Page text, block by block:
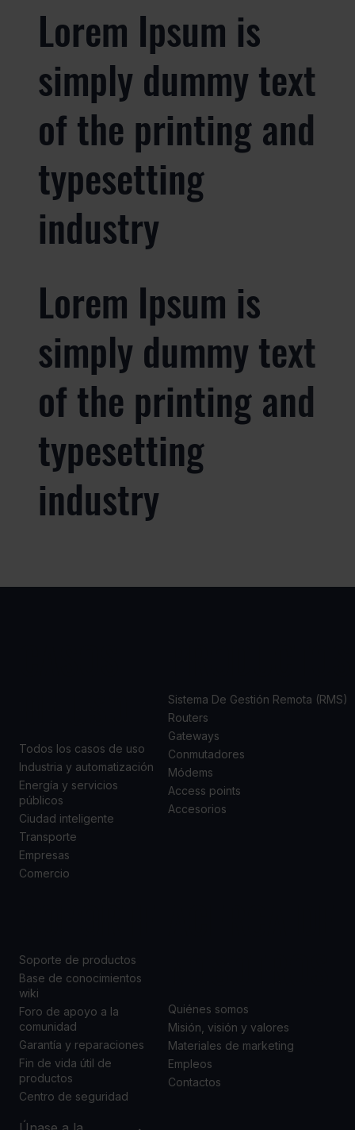
Lorem Ipsum is
simply dummy text
of the printing and
typesetting
industry
Lorem Ipsum is
simply dummy text
of the printing and
typesetting
industry
Todos los casos de uso
Industria y automatización
Energía y servicios
públicos
Ciudad inteligente
Transporte
Empresas
Comercio
Sistema De Gestión Remota (RMS)
Routers
Gateways
Conmutadores
Módems
Access points
Accesorios
Soporte de productos
Base de conocimientos
wiki
Foro de apoyo a la
comunidad
Garantía y reparaciones
Fin de vida útil de
productos
Centro de seguridad
Quiénes somos
Misión, visión y valores
Materiales de marketing
Empleos
Contactos